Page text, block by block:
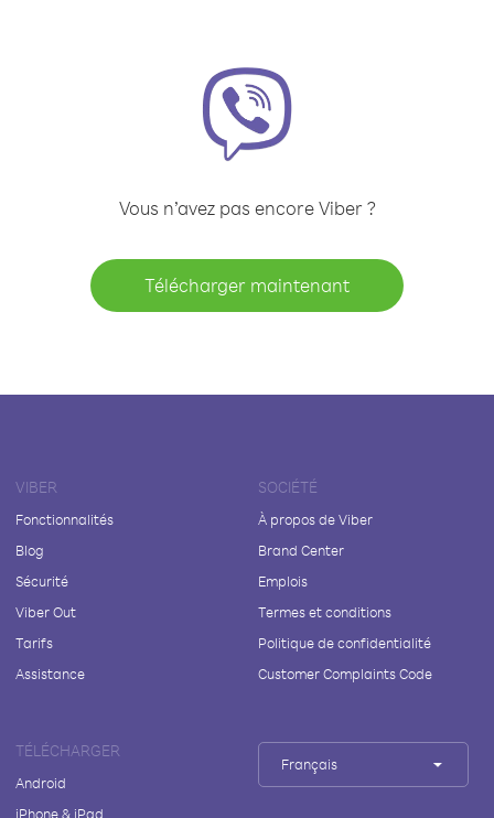
Vous n’avez pas encore Viber ?
Télécharger maintenant
VIBER
Fonctionnalités
Blog
Sécurité
Viber Out
Tarifs
Assistance
SOCIÉTÉ
À propos de Viber
Brand Center
Emplois
Termes et conditions
Politique de confidentialité
Customer Complaints Code
TÉLÉCHARGER
Android
iPhone & iPad
Français